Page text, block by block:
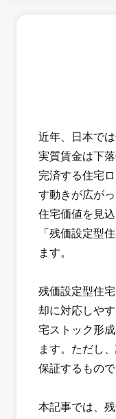
近年、日本で
実質賃金は下
完済する住宅
す動きが広が
住宅価値を見
「残価設定型
ます。
残価設定型住
却に対応しや
宅ストック形
ます。ただし
保証するもので
本記事では、